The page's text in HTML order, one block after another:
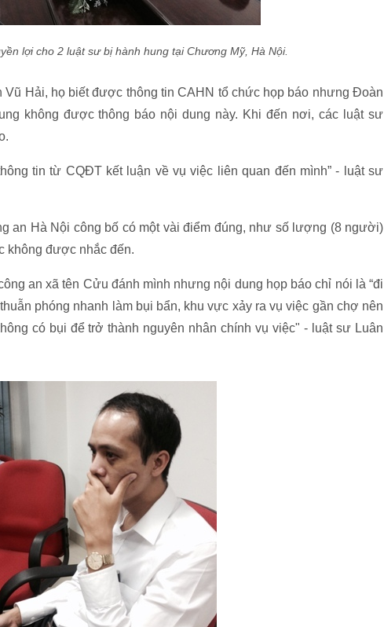
lợi cho 2 luật sư bị hành hung tại Chương Mỹ, Hà Nội.
Vũ Hải, họ biết được thông tin CAHN tổ chức họp báo nhưng Đoàn
không được thông báo nội dung này. Khi đến nơi, các luật sư
tin từ CQĐT kết luận về vụ việc liên quan đến mình” - luật sư
an Hà Nội công bố có một vài điểm đúng, như số lượng (8 người)
không được nhắc đến.
an xã tên Cửu đánh mình nhưng nội dung họp báo chỉ nói là “đi
phóng nhanh làm bụi bẩn, khu vực xảy ra vụ việc gần chợ nên
có bụi để trở thành nguyên nhân chính vụ việc" - luật sư Luân